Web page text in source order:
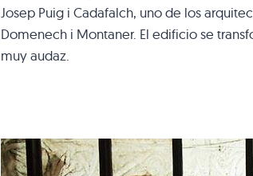
Josep Puig i Cadafalch, uno de los
Domenech i Montaner. El edificio se
muy audaz.